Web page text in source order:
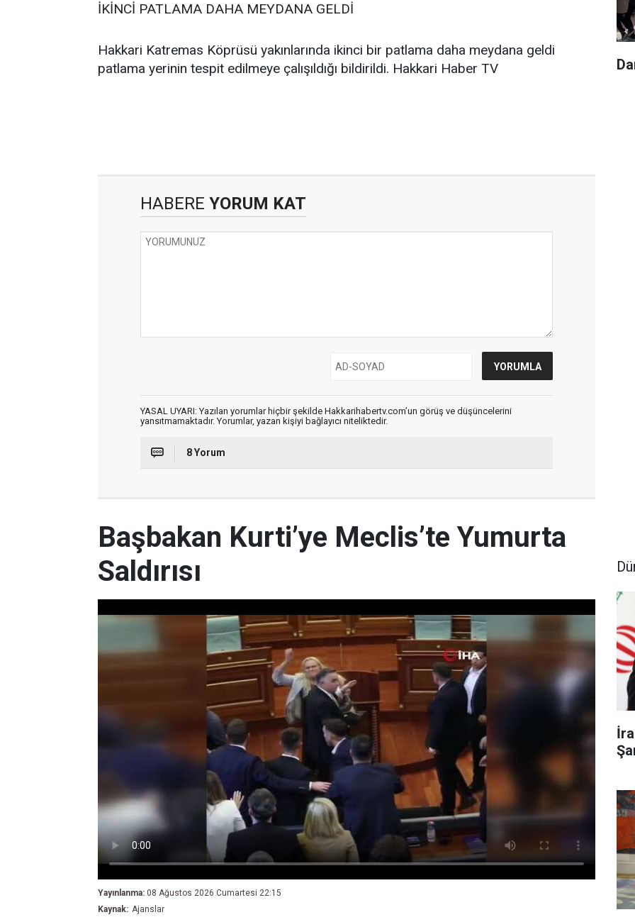
İKİNCİ PATLAMA DAHA MEYDANA GELDİ
Hakkari Katremas Köprüsü yakınlarında ikinci bir patlama daha meydana geldi
patlama yerinin tespit edilmeye çalışıldığı bildirildi. Hakkari Haber TV
HABERE YORUM KAT
YASAL UYARI: Yazılan yorumlar hiçbir şekilde Hakkarihabertv.com’un görüş ve düşüncelerini
yansıtmamaktadır. Yorumlar, yazan kişiyi bağlayıcı niteliktedir.
8 Yorum
Başbakan Kurti’ye Meclis’te Yumurta
Saldırısı
Yayınlanma: 08 Ağustos 2026 Cumartesi 22:15
Kaynak: Ajanslar